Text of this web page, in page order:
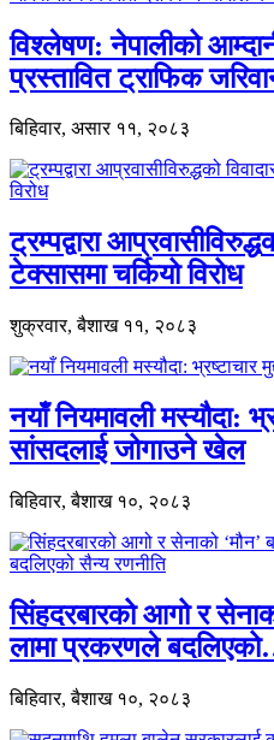
विश्लेषण: नेपालीको
प्रस्तावित ट्राफिक
बिहिवार, असार ११, २०८३
ट्रम्पद्वारा
टेक्सासमा चर्कियो विरोध
शुक्रवार, बैशाख ११, २०८३
नयाँ नियमावली मस्यौदा:
सांसदलाई जोगाउने खेल
बिहिवार, बैशाख १०, २०८३
सिंहदरबारको आगो र
लामा प्रकरणले
बिहिवार, बैशाख १०, २०८३